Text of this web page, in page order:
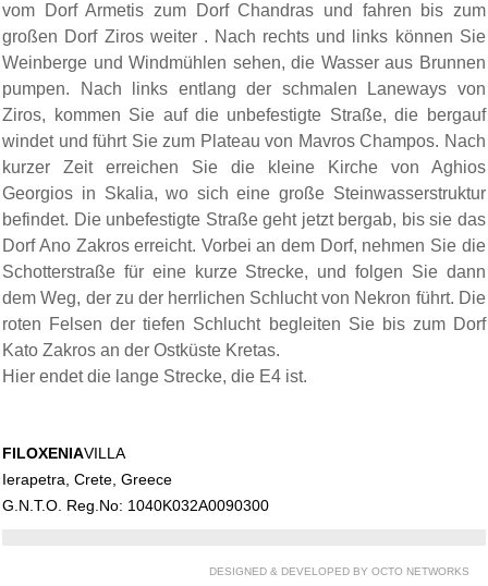
vom Dorf Armetis zum Dorf Chandras und fahren bis zum
großen Dorf Ziros weiter . Nach rechts und links können Sie
Weinberge und Windmühlen sehen, die Wasser aus Brunnen
pumpen. Nach links entlang der schmalen Laneways von
Ziros, kommen Sie auf die unbefestigte Straße, die bergauf
windet und führt Sie zum Plateau von Mavros Champos. Nach
kurzer Zeit erreichen Sie die kleine Kirche von Aghios
Georgios in Skalia, wo sich eine große Steinwasserstruktur
befindet. Die unbefestigte Straße geht jetzt bergab, bis sie das
Dorf Ano Zakros erreicht. Vorbei an dem Dorf, nehmen Sie die
Schotterstraße für eine kurze Strecke, und folgen Sie dann
dem Weg, der zu der herrlichen Schlucht von Nekron führt. Die
roten Felsen der tiefen Schlucht begleiten Sie bis zum Dorf
Kato Zakros an der Ostküste Kretas.
Hier endet die lange Strecke, die E4 ist.
FILOXENIAVILLA
Ierapetra, Crete, Greece
G.N.T.O. Reg.No: 1040Κ032A0090300
DESIGNED & DEVELOPED BY OCTO NETWORKS